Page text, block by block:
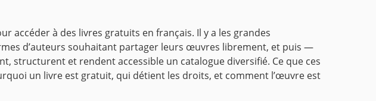
accéder à des livres gratuits en français. Il y a les grandes
d’auteurs souhaitant partager leurs œuvres librement, et puis —
structurent et rendent accessible un catalogue diversifié. Ce que ces
un livre est gratuit, qui détient les droits, et comment l’œuvre est